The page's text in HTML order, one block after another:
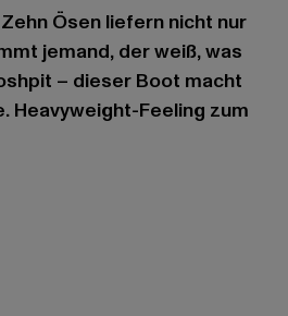
Ösen liefern nicht nur
jemand, der weiß, was
– dieser Boot macht
Heavyweight-Feeling zum